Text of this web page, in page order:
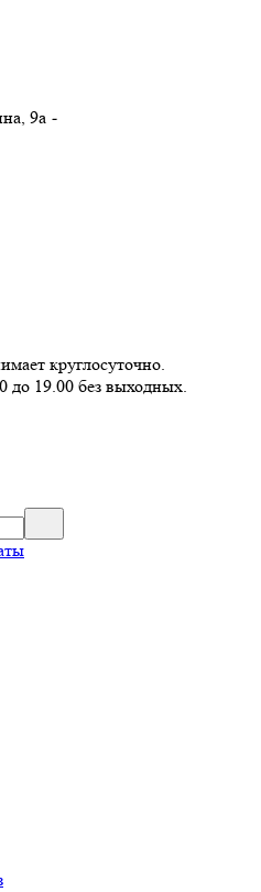
9а -
круглосуточно.
до 19.00 без выходных.